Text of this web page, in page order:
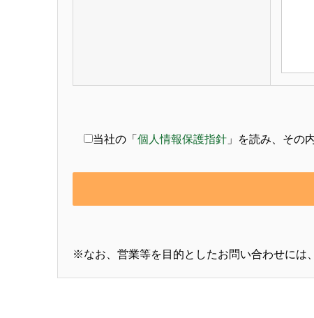
当社の「 個人情報保護指針 」を読み、その
※なお、営業等を目的としたお問い合わせには